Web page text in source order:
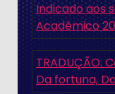
Indicado aos
Acadêmico
TRADUÇÃO.
Da fortuna,